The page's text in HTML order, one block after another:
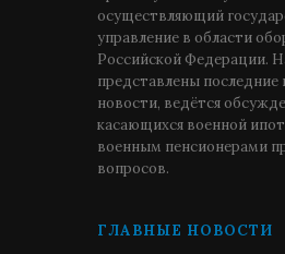
осуществляющий
управление в области
Российской Федерации.
представлены последние
новости, ведётся
касающихся военной
военным пенсионерами
вопросов.
ГЛАВНЫЕ НОВОСТИ